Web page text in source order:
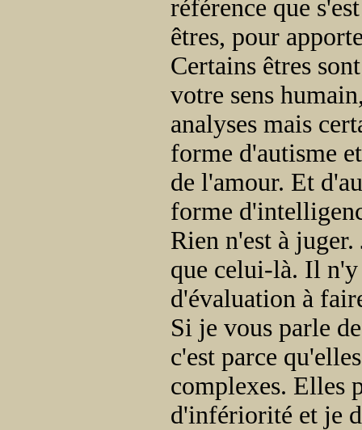
référence que
êtres, pour
Certains êtres
votre sens
analyses mais
forme d'autisme
de l'amour. Et
forme
Rien n'est à
que celui-là. Il n'y
d'évaluation à
Si je vous parle
c'est parce
complexes. Elles
d'infériorité et je